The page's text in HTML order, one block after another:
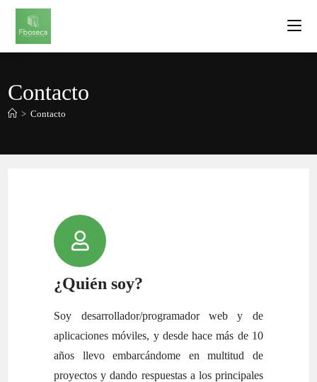
Contacto
> Contacto
¿Quién soy?
Soy desarrollador/programador web y de
aplicaciones móviles, y desde hace más de 10
años llevo embarcándome en multitud de
proyectos y dando respuestas a los principales